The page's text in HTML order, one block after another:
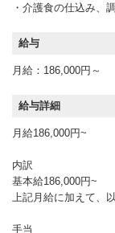
・介護食の仕込み、
給与
月給：186,000円～
給与詳細
月給186,000円~
内訳
基本給186,000円~
上記月給に加えて、
手当